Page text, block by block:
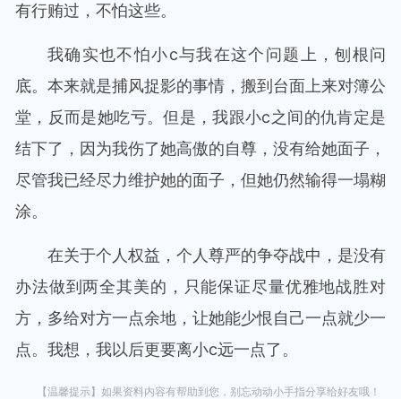
有行贿过，不怕这些。
我确实也不怕小c与我在这个问题上，刨根问
底。本来就是捕风捉影的事情，搬到台面上来对簿公
堂，反而是她吃亏。但是，我跟小c之间的仇肯定是
结下了，因为我伤了她高傲的自尊，没有给她面子，
尽管我已经尽力维护她的面子，但她仍然输得一塌糊
涂。
在关于个人权益，个人尊严的争夺战中，是没有
办法做到两全其美的，只能保证尽量优雅地战胜对
方，多给对方一点余地，让她能少恨自己一点就少一
点。我想，我以后更要离小c远一点了。
【温馨提示】如果资料内容有帮助到您，别忘动动小手指分享给好友哦！